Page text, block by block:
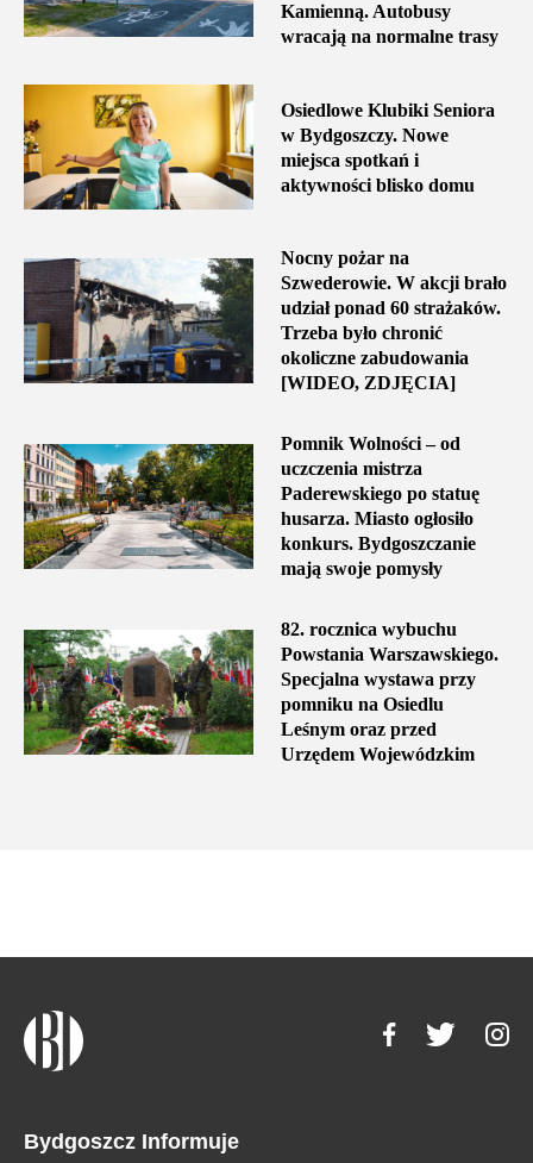
Kamienną. Autobusy
wracają na normalne trasy
Osiedlowe Klubiki Seniora
w Bydgoszczy. Nowe
miejsca spotkań i
aktywności blisko domu
Nocny pożar na
Szwederowie. W akcji brało
udział ponad 60 strażaków.
Trzeba było chronić
okoliczne zabudowania
[WIDEO, ZDJĘCIA]
Pomnik Wolności – od
uczczenia mistrza
Paderewskiego po statuę
husarza. Miasto ogłosiło
konkurs. Bydgoszczanie
mają swoje pomysły
82. rocznica wybuchu
Powstania Warszawskiego.
Specjalna wystawa przy
pomniku na Osiedlu
Leśnym oraz przed
Urzędem Wojewódzkim
Bydgoszcz Informuje